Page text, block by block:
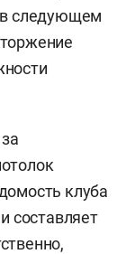
в следующем
клуба
составляет